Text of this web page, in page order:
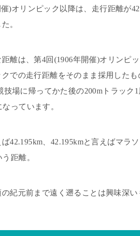
)オリンピック以降は、走行距離が
。
離は、第4回 (1906年開催)オリンピ
クでの走行距離をそのまま採用した
技場に帰ってかた後の200m トラック 1
なっています。
ば42.195km 42.195kmと言えばマラ
う距離。
紀元前まで遠く遡ることは興味深